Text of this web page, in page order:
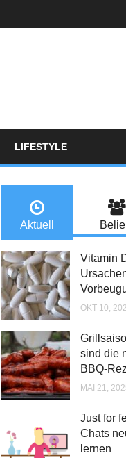
LIFESTYLE
Aktuell
Vitamin
OKT 10,
sind die
BBQ-
MAI 21,
Just for
Chats
lernen